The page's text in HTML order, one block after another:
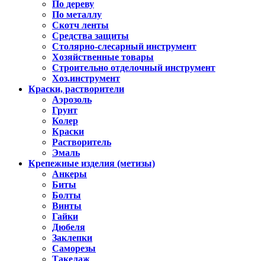
По дереву
По металлу
Скотч ленты
Средства защиты
Столярно-слесарный инструмент
Хозяйственные товары
Строительно отделочный инструмент
Хоз.инструмент
Краски, растворители
Аэрозоль
Грунт
Колер
Краски
Растворитель
Эмаль
Крепежные изделия (метизы)
Анкеры
Биты
Болты
Винты
Гайки
Дюбеля
Заклепки
Саморезы